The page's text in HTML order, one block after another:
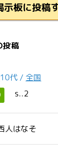
示板に投稿
投稿
10代 / 全国
s..2
人はなそ